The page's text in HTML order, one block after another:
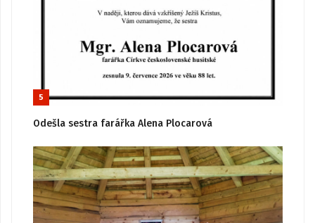
5
Odešla sestra farářka Alena Plocarová